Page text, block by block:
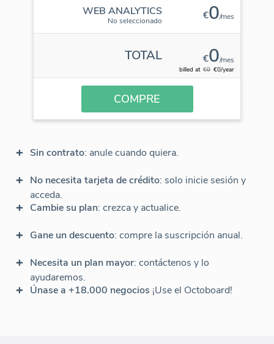
WEB ANALYTICS
No seleccionado €0/mes
TOTAL €0/mes
billed at €0 €0/year
COMPRE
Sin contrato: anule cuando quiera.
No necesita tarjeta de crédito: solo inicie sesión y
acceda.
Cambie su plan: crezca y actualice.
Gane un descuento: compre la suscripción anual.
Necesita un plan mayor: contáctenos y lo
ayudaremos.
Únase a +18.000 negocios ¡Use el Octoboard!